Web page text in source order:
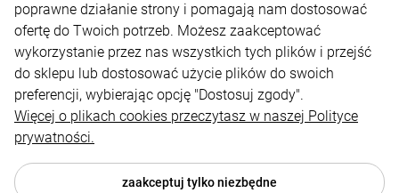
Moje konto
Płatności i dostawa
Informacje
poprawne działanie strony i pomagają nam dostosować
ofertę do Twoich potrzeb. Możesz zaakceptować
wykorzystanie przez nas wszystkich tych plików i przejść
do sklepu lub dostosować użycie plików do swoich
preferencji, wybierając opcję "Dostosuj zgody".
Więcej o plikach cookies przeczytasz w naszej Polityce
prywatności.
zaakceptuj tylko niezbędne